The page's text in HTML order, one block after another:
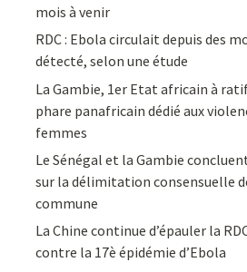
mois à venir
RDC : Ebola circulait depuis des
détecté, selon une étude
La Gambie, 1er Etat africain à
phare panafricain dédié aux
femmes
Le Sénégal et la Gambie
sur la délimitation consensuelle
commune
La Chine continue d’épauler la
contre la 17è épidémie d’Ebola